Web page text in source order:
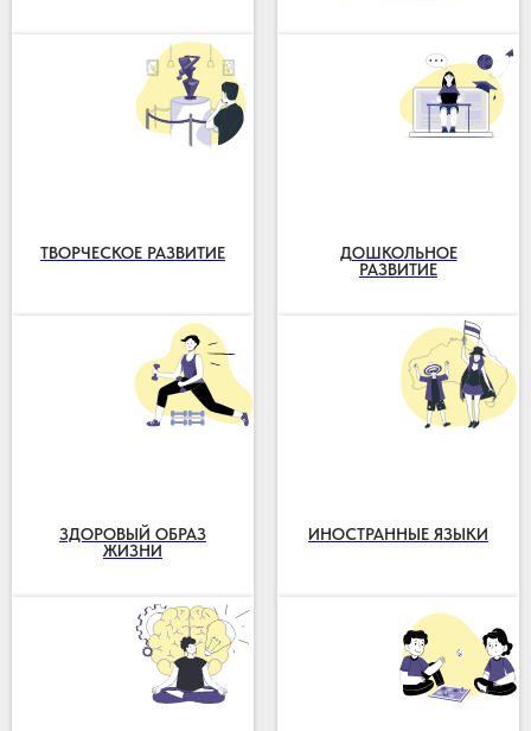
ТВОРЧЕСКОЕ РАЗВИТИЕ
ДОШКОЛЬНОЕ
РАЗВИТИЕ
ЗДОРОВЫЙ ОБРАЗ
ЖИЗНИ
ИНОСТРАННЫЕ ЯЗЫКИ